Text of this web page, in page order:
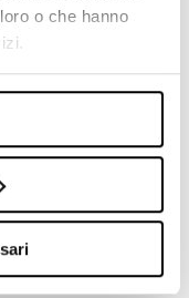
o che hanno
su
devi tenere
collegate